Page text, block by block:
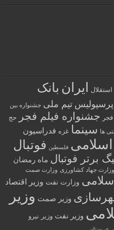
استقلال ایران بانک
پرسپولیس تیم ملی جشنواره بین
جشنواره فیلم فجر
حج
ها سینما غزه فدراسیون
فلسطین فوتبال
برتر فوتبال ماه رمضان
وزارت جهاد کشاورزی وزارت صمت
وزارت نفت وزیر اقتصاد
وزیر صمت وزیر
وزیر نفت وزیر نیرو